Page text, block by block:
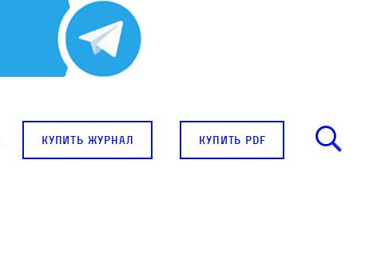
купить журнал купить pdf